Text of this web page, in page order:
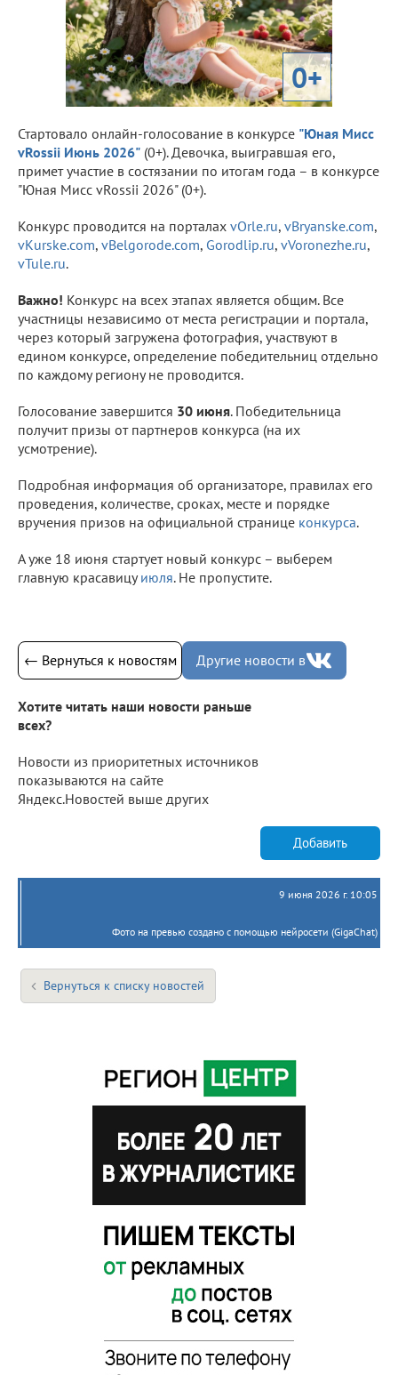
0+
Стартовало онлайн-голосование в конкурсе "Юная Мисс
vRossii Июнь 2026" (0+). Девочка, выигравшая его,
примет участие в состязании по итогам года – в конкурсе
"Юная Мисс vRossii 2026" (0+).
Конкурс проводится на порталах vOrle.ru, vBryanske.com,
vKurske.com, vBelgorode.com, Gorodlip.ru, vVoronezhe.ru,
vTule.ru.
Важно! Конкурс на всех этапах является общим. Все
участницы независимо от места регистрации и портала,
через который загружена фотография, участвуют в
едином конкурсе, определение победительниц отдельно
по каждому региону не проводится.
Голосование завершится 30 июня. Победительница
получит призы от партнеров конкурса (на их
усмотрение).
Подробная информация об организаторе, правилах его
проведения, количестве, сроках, месте и порядке
вручения призов на официальной странице конкурса.
А уже 18 июня стартует новый конкурс – выберем
главную красавицуиюля. Не пропустите.
← Вернуться к новостям Другие новости в
Хотите читать наши новости раньше
всех?
Новости из приоритетных источников
показываются на сайте
Яндекс.Новостей выше других
Добавить
9 июня 2026 г. 10:05
Фото на превью создано с помощью нейросети (GigaChat)
Вернуться к списку новостей